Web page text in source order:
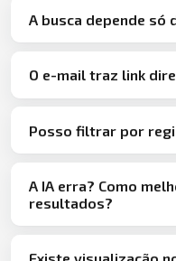
A busca depende só
O e-mail traz link
Posso filtrar por
A IA erra? Como
resultados?